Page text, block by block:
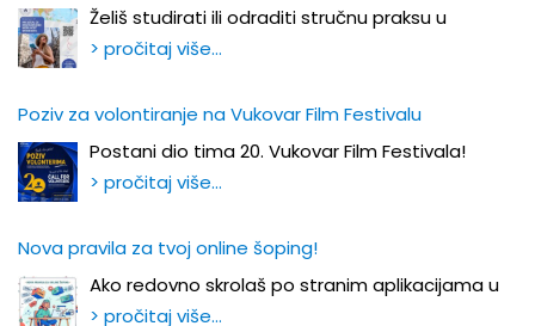
Želiš studirati ili odraditi stručnu praksu u
> pročitaj više…
Poziv za volontiranje na Vukovar Film Festivalu
Postani dio tima 20. Vukovar Film Festivala!
> pročitaj više…
Nova pravila za tvoj online šoping!
Ako redovno skrolaš po stranim aplikacijama u
> pročitaj više…